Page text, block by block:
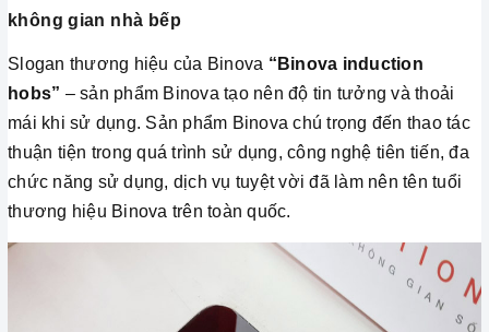
không gian nhà bếp
Slogan thương hiệu của Binova “Binova induction
hobs” – sản phẩm Binova tạo nên độ tin tưởng và thoải
mái khi sử dụng. Sản phẩm Binova chú trọng đến thao tác
thuận tiện trong quá trình sử dụng, công nghệ tiên tiến, đa
chức năng sử dụng, dịch vụ tuyệt vời đã làm nên tên tuổi
thương hiệu Binova trên toàn quốc.